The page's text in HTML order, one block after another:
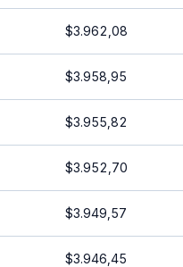
$3.962,08
$3.958,95
$3.955,82
$3.952,70
$3.949,57
$3.946,45